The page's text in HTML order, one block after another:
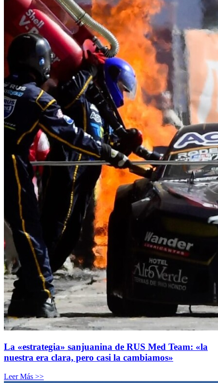
La «estrategia» sanjuanina de RUS Med Team: «la
nuestra era clara, pero casi la cambiamos»
Leer Más >>